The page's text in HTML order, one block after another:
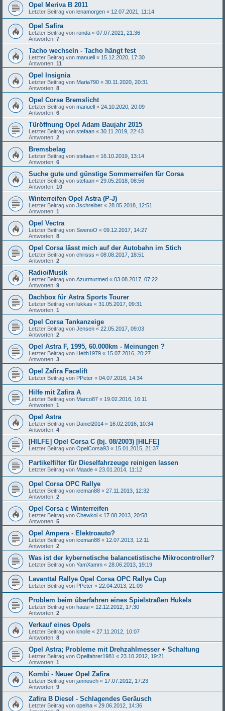
Opel Meriva B 2011
Letzter Beitrag von lenamorgen « 12.07.2021, 11:14
Opel Safira
Letzter Beitrag von ronda « 07.07.2021, 21:36
Antworten: 7
Tacho wechseln - Tacho hängt fest
Letzter Beitrag von manuell « 15.12.2020, 17:30
Antworten: 11
Opel Insignia
Letzter Beitrag von Maria790 « 30.11.2020, 20:31
Antworten: 8
Opel Corse Bremslicht
Letzter Beitrag von manuell « 24.10.2020, 20:09
Antworten: 6
Türöffnung Opel Adam Baujahr 2015
Letzter Beitrag von stefaan « 30.11.2019, 22:43
Antworten: 2
Bremsbelag
Letzter Beitrag von stefaan « 16.10.2019, 13:14
Antworten: 6
Suche gute und günstige Sommerreifen für Corsa
Letzter Beitrag von stefaan « 29.05.2018, 08:56
Antworten: 10
Winterreifen Opel Astra (P-J)
Letzter Beitrag von Jschreiber « 28.05.2018, 12:51
Antworten: 1
Opel Vectra
Letzter Beitrag von SwenoO « 09.12.2017, 14:27
Antworten: 8
Opel Corsa lässt mich auf der Autobahn im Stich
Letzter Beitrag von chrisss « 08.08.2017, 18:51
Antworten: 2
Radio/Musik
Letzter Beitrag von Azurmurmed « 03.08.2017, 07:22
Antworten: 9
Dachbox für Astra Sports Tourer
Letzter Beitrag von lukkas « 31.05.2017, 09:31
Antworten: 1
Opel Corsa Tankanzeige
Letzter Beitrag von Jensen « 22.05.2017, 09:03
Antworten: 2
Opel Astra F, 1995, 60.000km - Meinungen ?
Letzter Beitrag von Heith1979 « 15.07.2016, 20:27
Antworten: 3
Opel Zafira Facelift
Letzter Beitrag von PPeter « 04.07.2016, 14:34
Hilfe mit Zafira A
Letzter Beitrag von Marco87 « 19.02.2016, 16:11
Antworten: 1
Opel Astra
Letzter Beitrag von Daniel2014 « 16.02.2016, 10:34
Antworten: 4
[HILFE] Opel Corsa C (bj. 08/2003) [HILFE]
Letzter Beitrag von OpelCorsa93 « 15.01.2015, 21:37
Partikelfilter für Dieselfahrzeuge reinigen lassen
Letzter Beitrag von Maade « 23.01.2014, 11:12
Opel Corsa OPC Rallye
Letzter Beitrag von iceman88 « 27.11.2013, 12:32
Antworten: 2
Opel Corsa c Winterreifen
Letzter Beitrag von Chewkol « 17.08.2013, 20:58
Antworten: 5
Opel Ampera - Elektroauto?
Letzter Beitrag von iceman88 « 12.07.2013, 12:11
Antworten: 2
Was ist der kybernetische balancetistische Mikrocontroller?
Letzter Beitrag von YamXamm « 28.06.2013, 19:19
Lavanttal Rallye Opel Corsa OPC Rallye Cup
Letzter Beitrag von PPeter « 22.04.2013, 21:09
Problem beim überfahren eines Spielstraßen Hukels
Letzter Beitrag von hausi « 12.12.2012, 17:30
Antworten: 2
Verkauf eines Opels
Letzter Beitrag von knolle « 27.11.2012, 10:07
Antworten: 8
Opel Astra; Probleme mit Drehzahlmesser + Schaltung
Letzter Beitrag von Opelfahrer1981 « 23.10.2012, 19:21
Antworten: 1
Kombi - Neuer Opel Zafira
Letzter Beitrag von jannosch « 17.07.2012, 17:23
Antworten: 9
Zafira B Diesel - Schlagendes Geräusch
Letzter Beitrag von opelha « 29.06.2012, 14:36